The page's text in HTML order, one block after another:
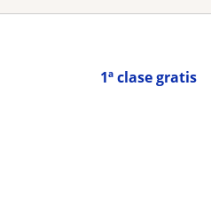
1ª clase gratis